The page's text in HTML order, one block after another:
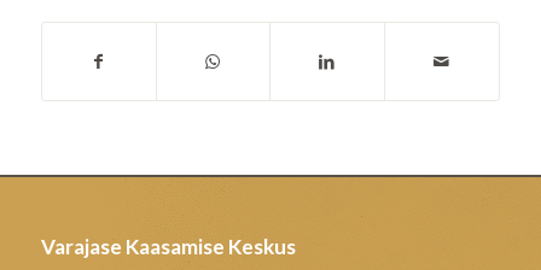
Varajase Kaasamise Keskus